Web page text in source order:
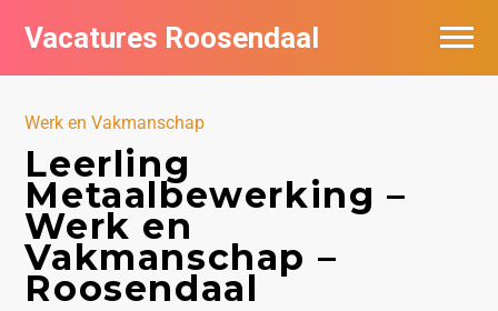
Vacatures Roosendaal
Werk en Vakmanschap
Leerling
Metaalbewerking –
Werk en
Vakmanschap –
Roosendaal
Vacatures bij bedrijven
De populairste vacatures in Roosendaal